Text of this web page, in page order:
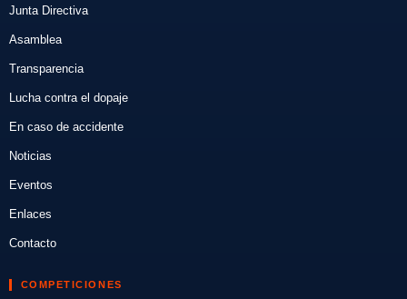
Junta Directiva
Asamblea
Transparencia
Lucha contra el dopaje
En caso de accidente
Noticias
Eventos
Enlaces
Contacto
COMPETICIONES